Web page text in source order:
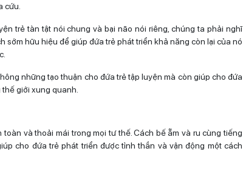
cứu.
trẻ tàn tật nói chung và bại não nói riêng, chúng ta phải nghĩ
sớm hữu hiệu để giúp đứa trẻ phát triển khả năng còn lại của nó
những tạo thuận cho đứa trẻ tập luyện mà còn giúp cho đứa
giới xung quanh.
và thoải mái trong mọi tư thế. Cách bế ẵm và ru cùng tiếng
cho đứa trẻ phát triển được tỉnh thần và vận động một cách